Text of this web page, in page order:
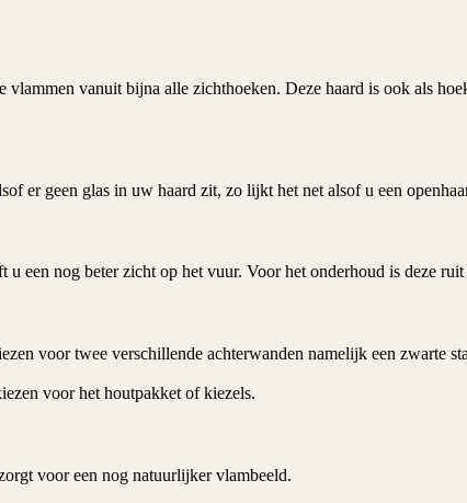
vlammen vanuit bijna alle zichthoeken. Deze haard is ook als
er geen glas in uw haard zit, zo lijkt het net alsof u een
een nog beter zicht op het vuur. Voor het onderhoud is deze
voor twee verschillende achterwanden namelijk een zwarte
voor het houtpakket of kiezels.
voor een nog natuurlijker vlambeeld.